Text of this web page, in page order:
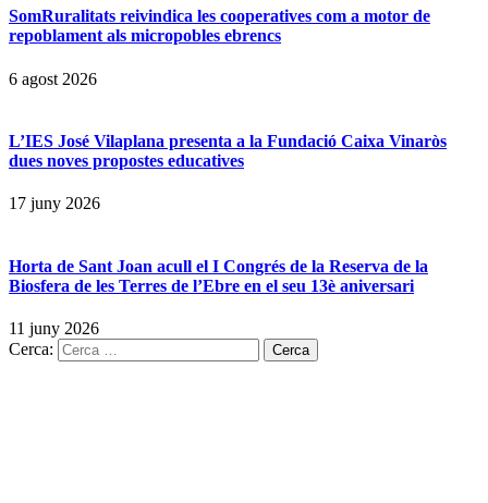
SomRuralitats reivindica les cooperatives com a motor de
repoblament als micropobles ebrencs
6 agost 2026
L’IES José Vilaplana presenta a la Fundació Caixa Vinaròs
dues noves propostes educatives
17 juny 2026
Horta de Sant Joan acull el I Congrés de la Reserva de la
Biosfera de les Terres de l’Ebre en el seu 13è aniversari
11 juny 2026
Cerca: